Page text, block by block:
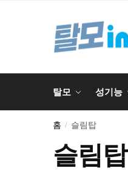
탈모 성기능
홈 / 슬림탑
슬림탑